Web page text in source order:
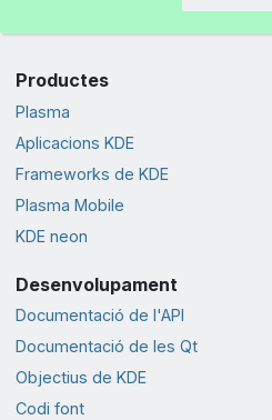
Productes
Plasma
Aplicacions KDE
Frameworks de KDE
Plasma Mobile
KDE neon
Desenvolupament
Documentació de l'API
Documentació de les Qt
Objectius de KDE
Codi font